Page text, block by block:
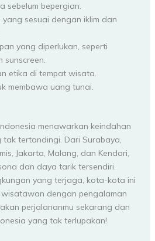
sebelum bepergian.
sesuai dengan iklim dan
yang diperlukan, seperti
sunscreen.
etika di tempat wisata.
membawa uang tunai.
menawarkan keindahan
tertandingi. Dari Surabaya,
Jakarta, Malang, dan Kendari,
dan daya tarik tersendiri.
yang terjaga, kota-kota ini
dengan pengalaman
perjalananmu sekarang dan
yang tak terlupakan!